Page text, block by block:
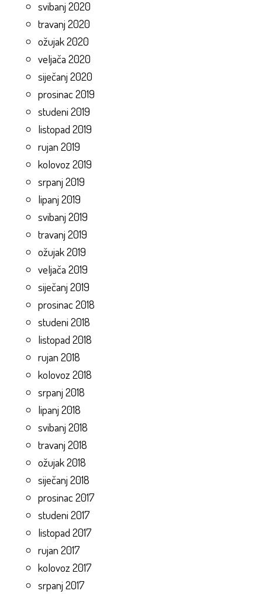
svibanj 2020
travanj 2020
ožujak 2020
veljača 2020
siječanj 2020
prosinac 2019
studeni 2019
listopad 2019
rujan 2019
kolovoz 2019
srpanj 2019
lipanj 2019
svibanj 2019
travanj 2019
ožujak 2019
veljača 2019
siječanj 2019
prosinac 2018
studeni 2018
listopad 2018
rujan 2018
kolovoz 2018
srpanj 2018
lipanj 2018
svibanj 2018
travanj 2018
ožujak 2018
siječanj 2018
prosinac 2017
studeni 2017
listopad 2017
rujan 2017
kolovoz 2017
srpanj 2017